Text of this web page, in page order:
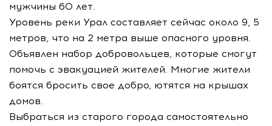
мужчины 60 лет.
Уровень реки Урал составляет сейчас около 9, 5
метров, что на 2 метра выше опасного уровня.
Объявлен набор добровольцев, которые смогут
помочь с эвакуацией жителей. Многие жители
боятся бросить свое добро, ютятся на крышах
домов.
Выбраться из старого города самостоятельно